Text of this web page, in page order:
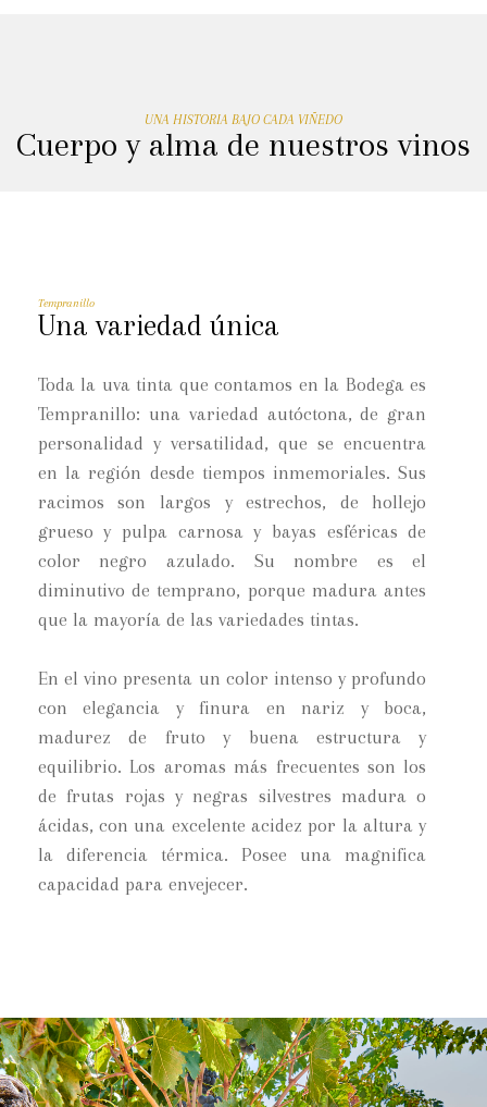
UNA HISTORIA BAJO CADA VIÑEDO
Cuerpo y alma de nuestros vinos
Tempranillo
Una variedad única
Toda la uva tinta que contamos en la Bodega es
Tempranillo: una variedad autóctona, de gran
personalidad y versatilidad, que se encuentra
en la región desde tiempos inmemoriales. Sus
racimos son largos y estrechos, de hollejo
grueso y pulpa carnosa y bayas esféricas de
color negro azulado. Su nombre es el
diminutivo de temprano, porque madura antes
que la mayoría de las variedades tintas.
En el vino presenta un color intenso y profundo
con elegancia y finura en nariz y boca,
madurez de fruto y buena estructura y
equilibrio. Los aromas más frecuentes son los
de frutas rojas y negras silvestres madura o
ácidas, con una excelente acidez por la altura y
la diferencia térmica. Posee una magnifica
capacidad para envejecer.